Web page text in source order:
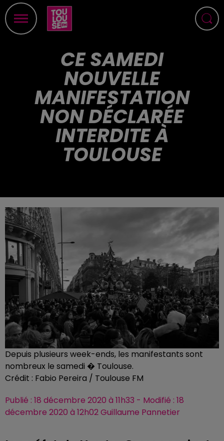
CE SAMEDI
NOUVELLE
MANIFESTATION
NON DÉCLARÉE
INTERDITE À
TOULOUSE
Depuis plusieurs week-ends, les manifestants sont
nombreux le samedi � Toulouse.
Crédit : Fabio Pereira / Toulouse FM
Publié : 18 décembre 2020 à 11h33 - Modifié : 18
décembre 2020 à 12h02 Guillaume Pannetier